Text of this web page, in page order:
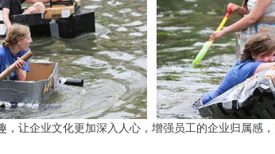
，让企业文化更加深入人心，增强员工的企业归属感